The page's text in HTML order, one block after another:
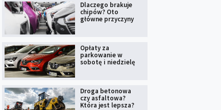
Dlaczego brakuje
chipów? Oto
główne przyczyny
Opłaty za
parkowanie w
sobotę i niedzielę
Droga betonowa
czy asfaltowa?
Która jest lepsza?